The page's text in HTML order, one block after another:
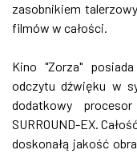
zasobnikiem
filmów w całości.
Kino "Zorza"
odczytu dźwięku w
dodatkowy
SURROUND-EX.
doskonałą jakość